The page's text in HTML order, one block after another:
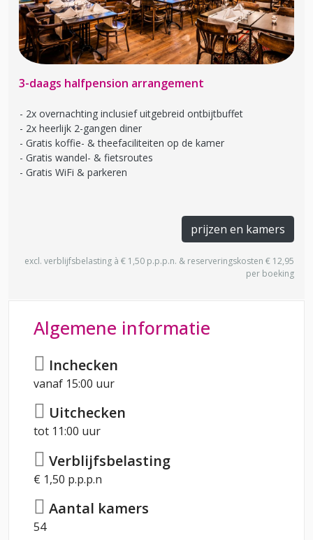
3-daags halfpension arrangement
2x overnachting inclusief uitgebreid ontbijtbuffet
2x heerlijk 2-gangen diner
Gratis koffie- & theefaciliteiten op de kamer
Gratis wandel- & fietsroutes
Gratis WiFi & parkeren
prijzen en kamers
excl. verblijfsbelasting à € 1,50 p.p.p.n. & reserveringskosten € 12,95
per boeking
Algemene informatie
Inchecken
vanaf 15:00 uur
Uitchecken
tot 11:00 uur
Verblijfsbelasting
€ 1,50 p.p.p.n
Aantal kamers
54